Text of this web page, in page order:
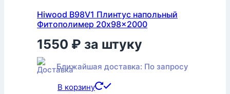
Hiwood B98V1 Плинтус напольный
Фитополимер 20x98x2000
1550 ₽ за штуку
Ближайшая доставка: По запросу
В корзину